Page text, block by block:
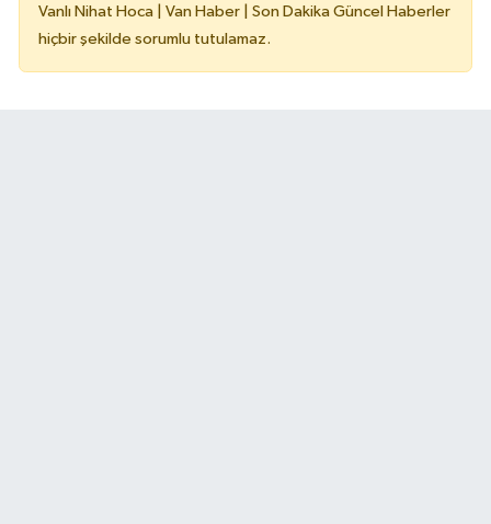
Vanlı Nihat Hoca | Van Haber | Son Dakika Güncel Haberler
hiçbir şekilde sorumlu tutulamaz.